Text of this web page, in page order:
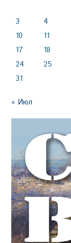
3
4
10
11
17
18
24
25
31
« Июл